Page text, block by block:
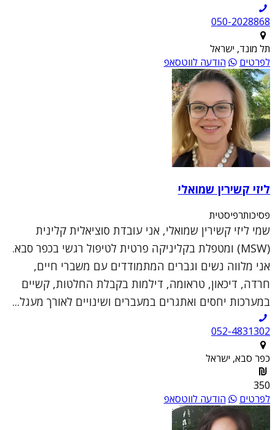
050-2028868
תל מונד, ישראל
לפרטים
הודעה לווטסאפ
ליזי קשירין שמואלי
פסיכותרפיסטית
שמי ליזי קשירין שמואלי, אני עובדת סוציאלית קלינית
(MSW) ומטפלת בקליניקה פרטית לטיפול רגשי בכפר סבא.
אני מלווה נשים וגברים המתמודדים עם משברי חיים,
חרדה, דיכאון, טראומה, דילמות בקבלת החלטות, קשיים
במערכות יחסים ואתגרים במעברים ושינויים לאורך מעגל...
052-4831302
כפר סבא, ישראל
350
לפרטים
הודעה לווטסאפ